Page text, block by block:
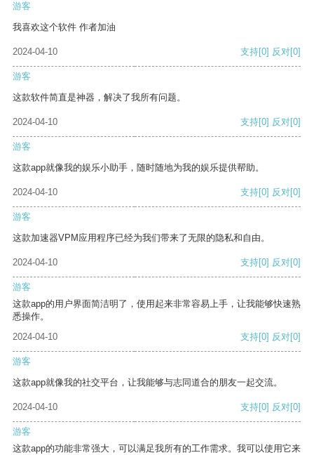
游客
我喜欢这个软件 作者加油
2024-04-10 支持[0] 反对[0]
游客
这款软件简直是神器，解决了我所有问题。
2024-04-10 支持[0] 反对[0]
游客
这款app就像我的娱乐小助手，随时随地为我的娱乐提供帮助。
2024-04-10 支持[0] 反对[0]
游客
这款加速器VPM应用程序已经为我们带来了无限的隐私和自由。
2024-04-10 支持[0] 反对[0]
游客
这款app的用户界面简洁明了，使用起来非常容易上手，让我能够快速熟
悉操作。
2024-04-10
支持[0] 反对[0]
游客
这款app就像我的社交平台，让我能够与志同道合的朋友一起交流。
2024-04-10 支持[0] 反对[0]
游客
这款app的功能非常强大，可以满足我所有的工作需求。我可以使用它来